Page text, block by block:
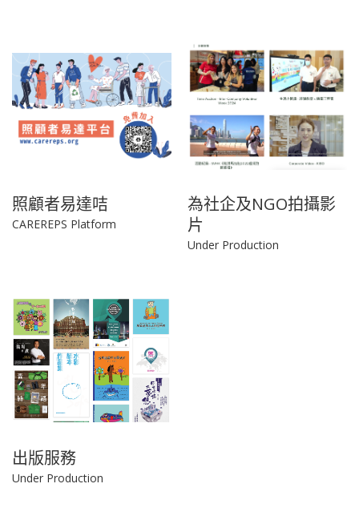
照顧者易達咭
CAREREPS Platform
為社企及NGO拍攝影
片
Under Production
出版服務
Under Production